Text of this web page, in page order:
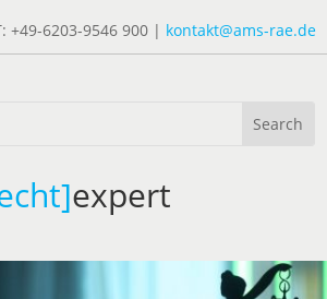
+49-6203-9546 900 | kontakt@ams-rae.de
expert